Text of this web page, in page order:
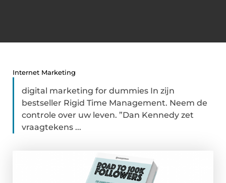
Internet Marketing
digital marketing for dummies In zijn
bestseller Rigid Time Management. Neem de
controle over uw leven. ”Dan Kennedy zet
vraagtekens ...